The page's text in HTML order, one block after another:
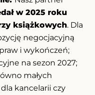
w 2025 roku
książkowych. Dla
negocjacyjną
i wykończeń;
na sezon 2027;
małych
kancelarii czy